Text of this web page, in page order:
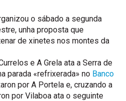
o sábado a segunda
unha proposta que
de xinetes nos montes da
e A Grela ata a Serra de
parada «refrixerada» no Banco
por A Portela e, cruzando a
por Vilaboa ata o seguinte